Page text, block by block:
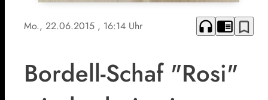
Mo., 22.06.2015 , 16:14 Uhr headphones chrome_reader_mode bookmark_border
Bordell-Schaf "Rosi"